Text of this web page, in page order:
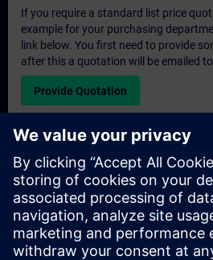
If you require a standard list price
example for your purchasing
link below. You first need to provide
after this a quotation will be emailed
Provide Quotation
Exclusive Training Enquiry
Please complete the enquiry form
quotation for an exclusive training
or at our SITRAIN training centre.
suitable for larger groups ( 6 and
contact details and your training